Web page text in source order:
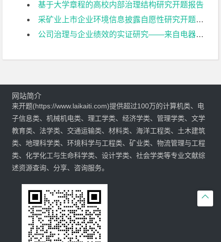
基于大学章程的高校内部治理结构研究开题报告
采矿业上市企业环境信息披露自愿性研究开题报告
公司治理与企业绩效的实证研究——来自电器机械及器材制造业上市公司的经验证据开题报告

网站简介
来开题(https://www.laikaiti.com)提供超过100万的计算机类、电
子信息类、机械机电类、理工学类、经济学类、管理学类、文学
教育类、法学类、交通运输类、材料类、海洋工程类、土木建筑
类、地理科学类、环境科学与工程类、矿业类、物流管理与工程
类、化学化工与生命科学类、设计学类、社会学类等专业文献综
述资源查询、分享、咨询服务。